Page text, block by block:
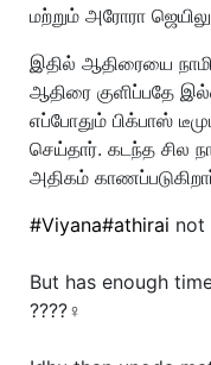
மற்றும் அரோரா
இதில் ஆதிரையை
ஆதிரை குளிப்பதே
எப்போதும் பிக்பாஸ்
செய்தார். கடந்த சில
அதிகம்
#Viyana#athirai not
But has enough
????‍♀️